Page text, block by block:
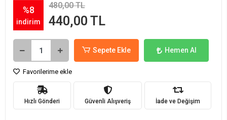
%8
indirim
480,00 TL
440,00 TL
Sepete Ekle Hemen Al
Favorilerime ekle
Hızlı Gönderi Güvenli Alışveriş İade ve Değişim